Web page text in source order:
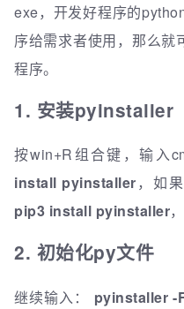
exe，开发好程序的
序给需求者使用，那么
程序。
1. 安装pyinstaller
按win+R组合键，输入
install pyinstaller ，如
pip3 install pyinstaller
2. 初始化py文件
继续输入： pyinstaller -